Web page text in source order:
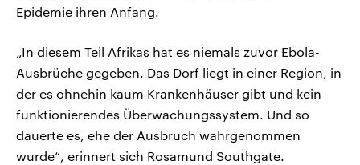
Epidemie ihren Anfang.
„In diesem Teil Afrikas hat es niemals zuvor Ebola-
Ausbrüche gegeben. Das Dorf liegt in einer Region, in
der es ohnehin kaum Krankenhäuser gibt und kein
funktionierendes Überwachungssystem. Und so
dauerte es, ehe der Ausbruch wahrgenommen
wurde“, erinnert sich Rosamund Southgate.